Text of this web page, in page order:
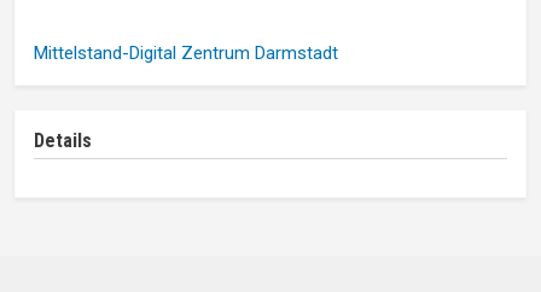
Mittelstand-Digital Zentrum Darmstadt
Details